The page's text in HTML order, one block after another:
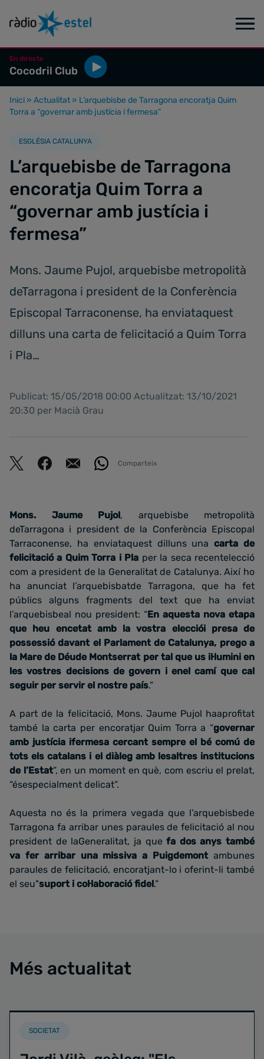
En directe
Cocodril Club
Inici » Actualitat » L’arquebisbe de Tarragona encoratja Quim
Torra a “governar amb justícia i fermesa”
ESGLÉSIA CATALUNYA
L’arquebisbe de Tarragona
encoratja Quim Torra a
“governar amb justícia i
fermesa”
Mons. Jaume Pujol, arquebisbe metropolità
deTarragona i president de la Conferència
Episcopal Tarraconense, ha enviataquest
dilluns una carta de felicitació a Quim Torra
i Pla…
Publicat: 15/05/2018 00:00 Actualitzat: 13/10/2021
20:30 per Macià Grau
Comparteix
Mons. Jaume Pujol, arquebisbe metropolità
deTarragona i president de la Conferència Episcopal
Tarraconense, ha enviataquest dilluns unacarta de
felicitació a Quim Torra i Pla per la seca recentelecció
com a president de la Generalitat de Catalunya. Així ho
ha anunciat l’arquebisbatde Tarragona, que ha fet
públics alguns fragments del text que ha enviat
l’arquebisbeal nou president: “En aquesta nova etapa
que heu encetat amb la vostra elecciói presa de
possessió davant el Parlament de Catalunya, prego a
la Mare de Déude Montserrat per tal que us il·lumini en
les vostres decisions de govern i enel camí que cal
seguir per servir el nostre país.”
A part de la felicitació, Mons. Jaume Pujol haaprofitat
també la carta per encoratjar Quim Torra a “governar
amb justícia ifermesa cercant sempre el bé comú de
tots els catalans i el diàleg amb lesaltres institucions
de l’Estat”, en un moment en què, com escriu el prelat,
“ésespecialment delicat”.
Aquesta no és la primera vegada que l’arquebisbede
Tarragona fa arribar unes paraules de felicitació al nou
president de laGeneralitat, ja quefa dos anys també
va fer arribar una missiva a Puigdemont ambunes
paraules de felicitació, encoratjant-lo i oferint-li també
el seu"suport i col·laboració fidel.”
Més actualitat
SOCIETAT